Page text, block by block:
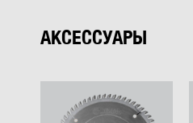
АКСЕССУАРЫ